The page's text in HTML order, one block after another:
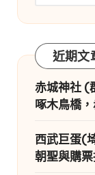
近期文
赤城神社 (
啄木鳥橋
西武巨蛋(
朝聖與購